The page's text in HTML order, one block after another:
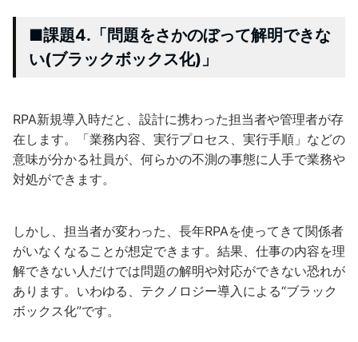
■課題4.「問題をさかのぼって解明できな
い(ブラックボックス化)」
RPA新規導入時だと、設計に携わった担当者や管理者が存
在します。「業務内容、実行プロセス、実行手順」などの
意味が分かる社員が、何らかの不測の事態に人手で業務や
対処ができます。
しかし、担当者が変わった、長年RPAを使ってきて関係者
がいなくなることが想定できます。結果、仕事の内容を理
解できない人だけでは問題の解明や対応ができない恐れが
あります。いわゆる、テクノロジー導入による“ブラック
ボックス化”です。